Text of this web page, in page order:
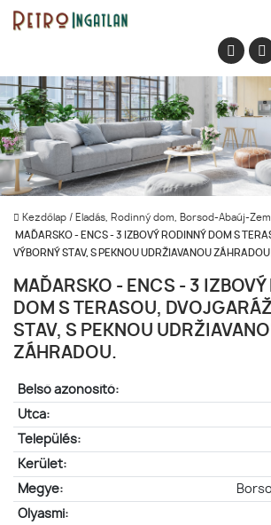
Kezdőlap / Eladás, Rodinný dom, Borsod-Abaúj-
MAĎARSKO - ENCS - 3 IZBOVÝ RODINNÝ DOM S
VÝBORNÝ STAV, S PEKNOU UDRŽIAVANOU ZÁHRADOU.
MAĎARSKO - ENCS - 3 IZBOVÝ
DOM S TERASOU,
STAV, S PEKNOU
ZÁHRADOU.
Belső azonosító:
Utca:
Település:
Kerület:
Megye:
Olyasmi: